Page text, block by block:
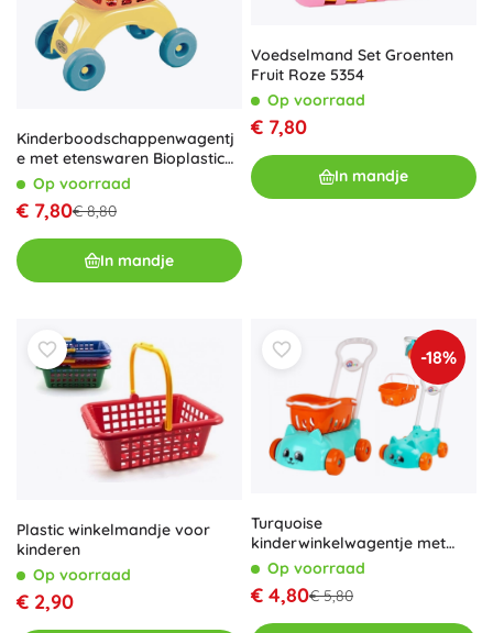
Kinderboodschappenwagentj
e met etenswaren Bioplastic
41,5 cm
Op voorraad
€ 7,80€ 8,80
In mandje
Voedselmand Set Groenten
Fruit Roze 5354
Op voorraad
€ 7,80
In mandje
Plastic winkelmandje voor
kinderen
Op voorraad
€ 2,90
-18%
Turquoise
kinderwinkelwagentje met
kattenmotief en afneembaar
mandje
Op voorraad
€ 4,80€ 5,80